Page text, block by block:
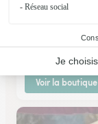
A Fleur de Pot
★★★★★ 4.6 (47)
3, Faubourg d'Alsace
Voir la boutique